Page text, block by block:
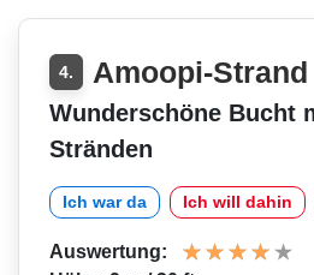
4. Amoopi-Strand
Wunderschöne Bucht
Stränden
Ich war da Ich will dahin
Auswertung: